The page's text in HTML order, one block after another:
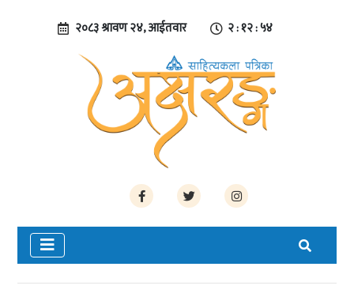
२०८३ श्रावण २४, आईतवार २ : १२ : ५५